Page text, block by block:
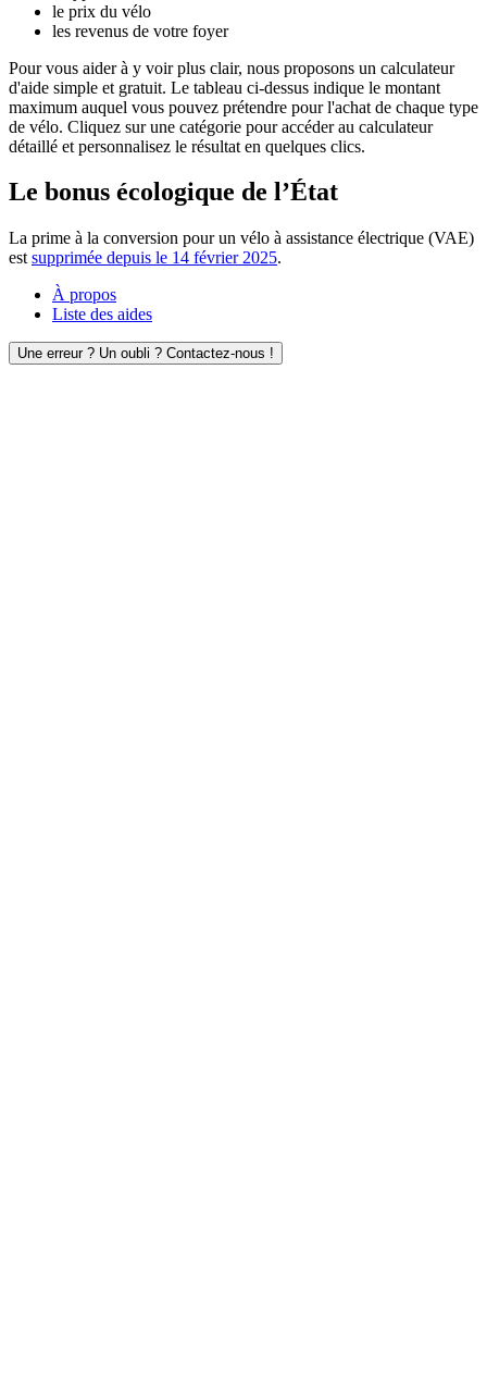
le prix du vélo
les revenus de votre foyer
Pour vous aider à y voir plus clair, nous proposons un calculateur
d'aide simple et gratuit. Le tableau ci-dessus indique le montant
maximum auquel vous pouvez prétendre pour l'achat de chaque type
de vélo. Cliquez sur une catégorie pour accéder au calculateur
détaillé et personnalisez le résultat en quelques clics.
Le bonus écologique de l’État
La prime à la conversion pour un vélo à assistance électrique (VAE)
est supprimée depuis le 14 février 2025.
À propos
Liste des aides
Une erreur ? Un oubli ? Contactez-nous !